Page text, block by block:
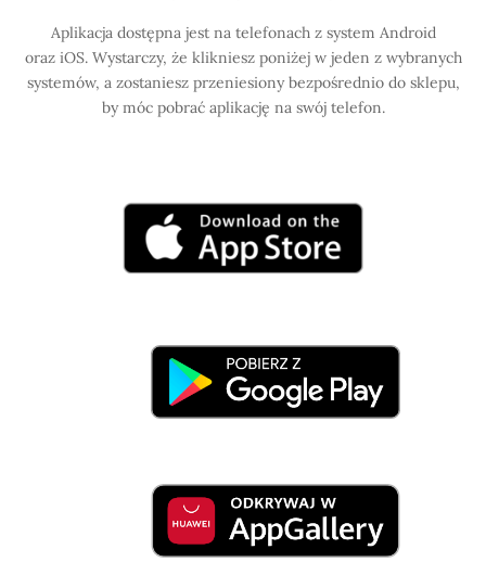
Aplikacja dostępna jest na telefonach z system Android
oraz iOS. Wystarczy, że klikniesz poniżej w jeden z wybranych
systemów, a zostaniesz przeniesiony bezpośrednio do sklepu,
by móc pobrać aplikację na swój telefon.